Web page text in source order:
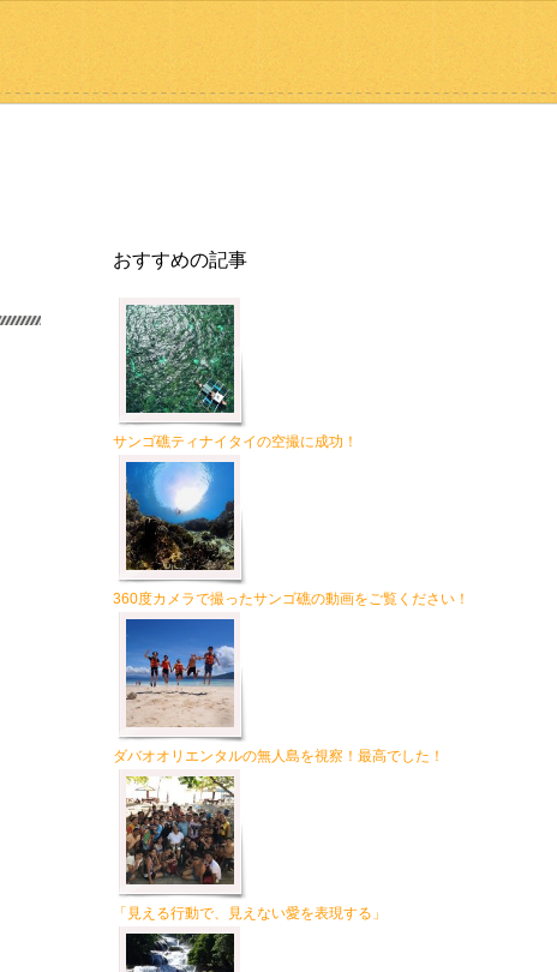
おすすめの記事
サンゴ礁ティナイタイの空撮に成功！
360度カメラで撮ったサンゴ礁の動画をご覧ください！
ダバオオリエンタルの無人島を視察！最高でした！
「見える行動で、見えない愛を表現する」